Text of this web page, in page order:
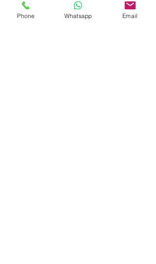
Non perdere l'occasione!
Phone Whatsapp Email